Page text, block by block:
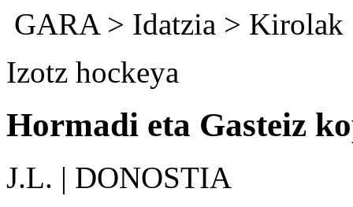
GARA> Idatzia > Kirolak
Izotz hockeya
Hormadi eta Gasteiz
J.L. | DONOSTIA